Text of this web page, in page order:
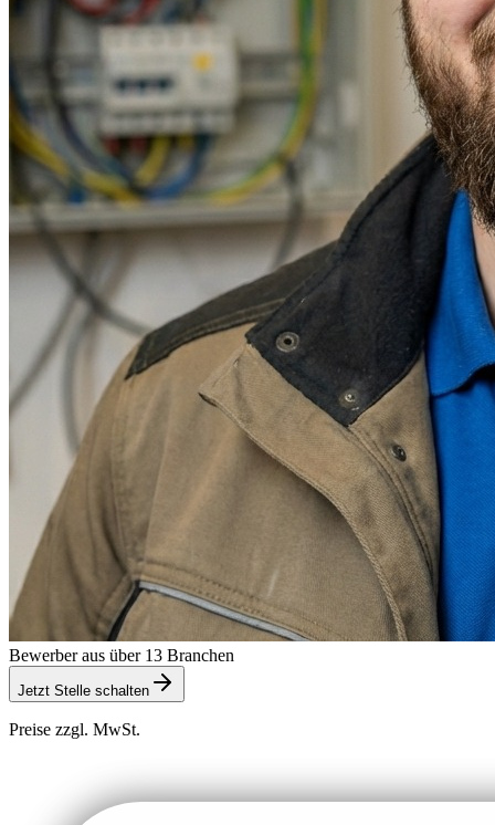
Bewerber aus über 13 Branchen
Jetzt Stelle schalten
Preise zzgl. MwSt.